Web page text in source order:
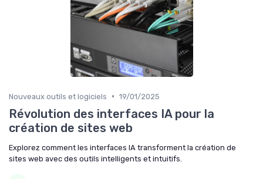
Nouveaux outils et logiciels • 19/01/2025
Révolution des interfaces IA pour la
création de sites web
Explorez comment les interfaces IA transforment la création de
sites web avec des outils intelligents et intuitifs.